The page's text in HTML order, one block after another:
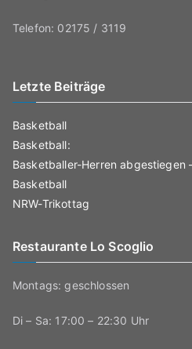
Telefon: 02175 / 3119
Letzte Beiträge
Basketball
Basketball:
Basketballer-Herren abgestiegen
Basketball
NRW-Trikottag
Restaurante Lo Scoglio
Montags: geschlossen
Di – Sa: 17:00 – 22:30 Uhr